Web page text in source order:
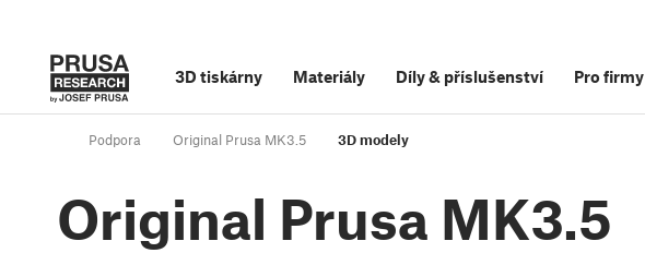
3D tiskárny Materiály Díly& příslušenství Pro firmy
Podpora Original Prusa MK3.5 3D modely
Original Prusa MK3.5